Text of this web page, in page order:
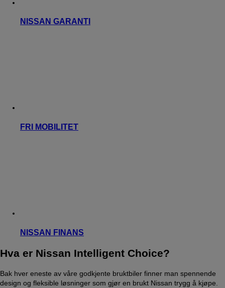
NISSAN GARANTI
FRI MOBILITET
NISSAN FINANS
Hva er Nissan Intelligent Choice?
Bak hver eneste av våre godkjente bruktbiler finner man spennende
design og fleksible løsninger som gjør en brukt Nissan trygg å kjøpe.